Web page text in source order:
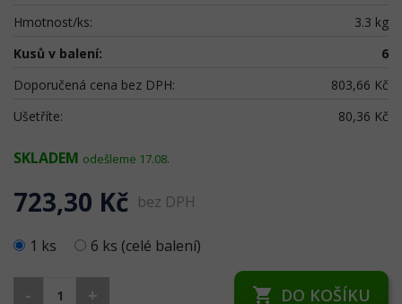
Hmotnost/ks:
3.3 kg
Kusů v balení:
6
Doporučená cena bez DPH:
803,66 Kč
Ušetříte:
80,36 Kč
SKLADEM odešleme 17.08.
723,30 Kč bez DPH
1 ks 6 ks (celé balení)
- + shopping_cart DO KOŠÍKU